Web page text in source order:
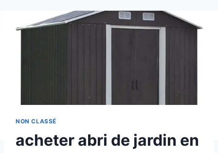
NON CLASSÉ
acheter abri de jardin en